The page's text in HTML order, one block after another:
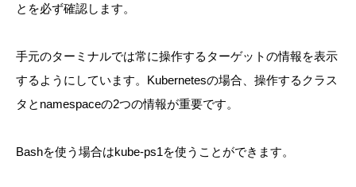
とを必ず確認します。
手元のターミナルでは常に操作するターゲットの情報を表示
するようにしています。Kubernetesの場合、操作するクラス
タとnamespaceの2つの情報が重要です。
Bashを使う場合はkube-ps1を使うことができます。